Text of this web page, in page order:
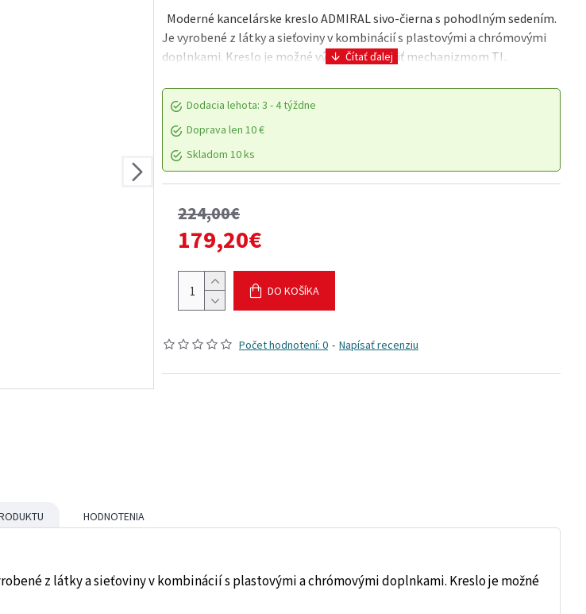
Moderné kancelárske kreslo ADMIRAL sivo-čierna s pohodlným sedením.
Je vyrobené z látky a sieťoviny v kombinácií s plastovými a chrómovými
doplnkami. Kreslo je možné výškovo nastaviť mechanizmom TI..
Dodacia lehota: 3 - 4 týždne
Doprava len 10 €
Skladom 10 ks
Počet hodnotení: 0 - Napísať recenziu
224,00€
179,20€
DO KOŠÍKA
HODNOTENIA
z látky a sieťoviny v kombinácií s plastovými a chrómovými doplnkami. Kreslo je možné